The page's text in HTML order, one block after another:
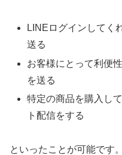
LINEログインしてく
送る
お客様にとって利便
を送る
特定の商品を購入し
ト配信をする
といったことが可能です。